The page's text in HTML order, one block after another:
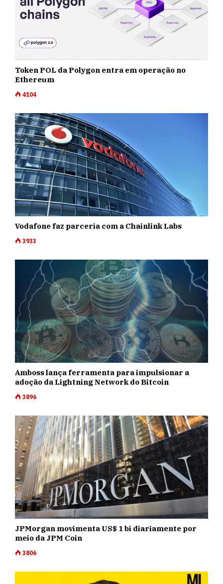
Token POL da Polygon entra em operação no
Ethereum
4104
Vodafone faz parceria com a Chainlink Labs
3933
Amboss lança ferramenta para impulsionar a
adoção da Lightning Network do Bitcoin
3896
JPMorgan movimenta US$ 1 bi diariamente por
meio da JPM Coin
3806